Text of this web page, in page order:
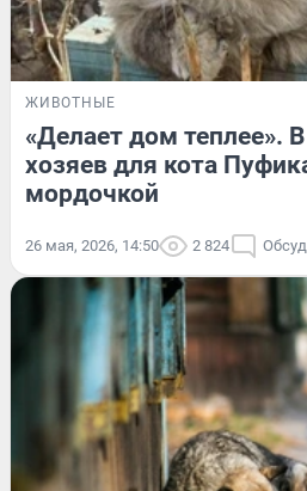
ЖИВОТНЫЕ
«Делает дом теплее».
хозяев для кота
мордочкой
26 мая, 2026, 14:50 2 824